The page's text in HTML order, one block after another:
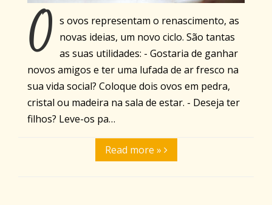
O s ovos representam o renascimento, as
novas ideias, um novo ciclo. São tantas
as suas utilidades: - Gostaria de ganhar
novos amigos e ter uma lufada de ar fresco na
sua vida social? Coloque dois ovos em pedra,
cristal ou madeira na sala de estar. - Deseja ter
filhos? Leve-os pa…
Read more »